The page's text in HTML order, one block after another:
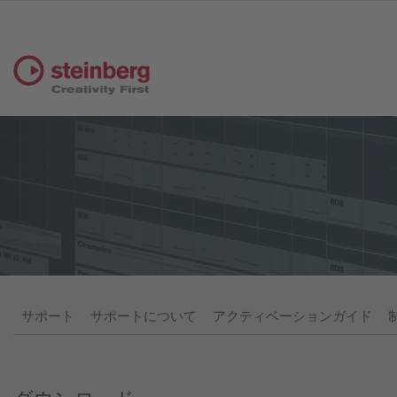
サポート サポートについて アクティベーションガイド